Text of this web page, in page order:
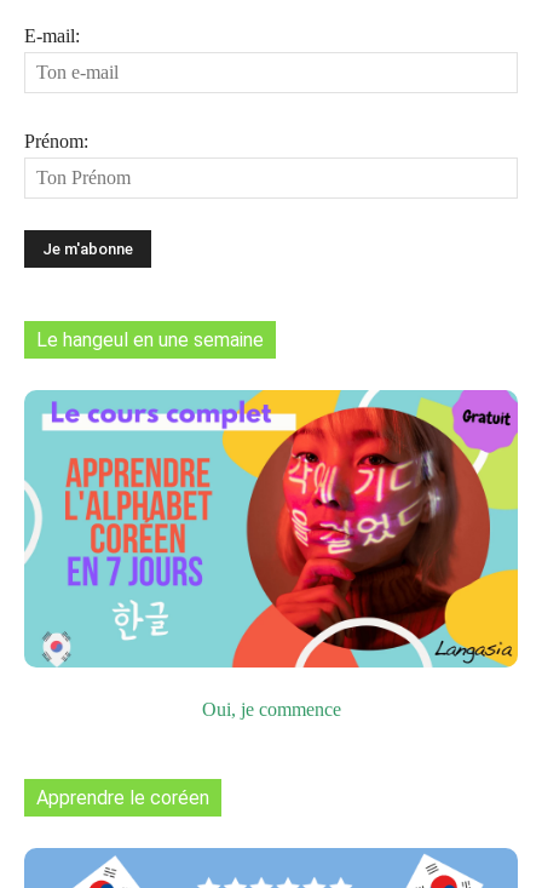
E-mail:
Prénom:
Le hangeul en une semaine
Oui, je commence
Apprendre le coréen